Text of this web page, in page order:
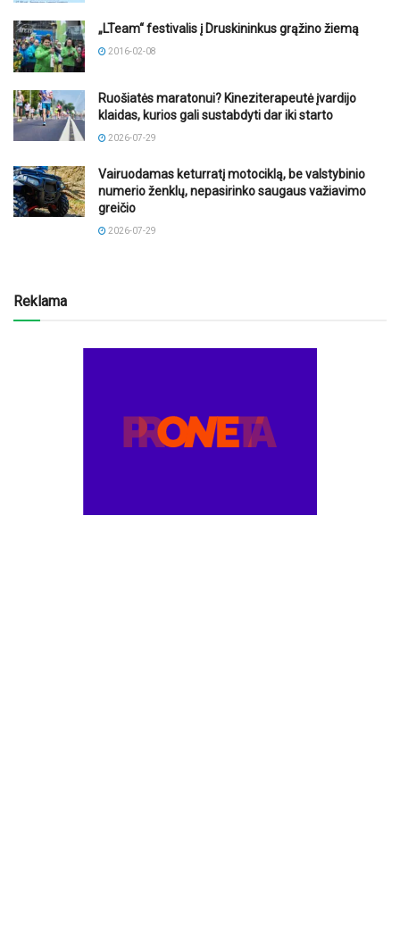
„LTeam“ festivalis į Druskininkus grąžino žiemą
2016-02-08
Ruošiatės maratonui? Kineziterapeutė įvardijo
klaidas, kurios gali sustabdyti dar iki starto
2026-07-29
Vairuodamas keturratį motociklą, be valstybinio
numerio ženklų, nepasirinko saugaus važiavimo
greičio
2026-07-29
Reklama